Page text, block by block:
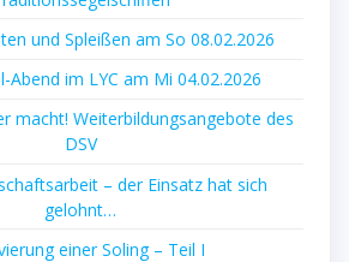
und Spleißen am So 08.02.2026
Abend im LYC am Mi 04.02.2026
macht! Weiterbildungsangebote des
DSV
– der Einsatz hat sich
gelohnt…
einer Soling – Teil I